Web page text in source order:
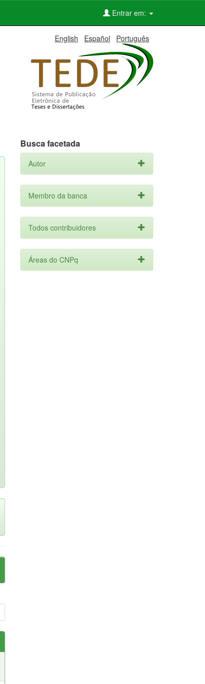
Entrar em:
English Español Português
Busca facetada
Autor
Membro da banca
Todos contribuidores
Áreas do CNPq